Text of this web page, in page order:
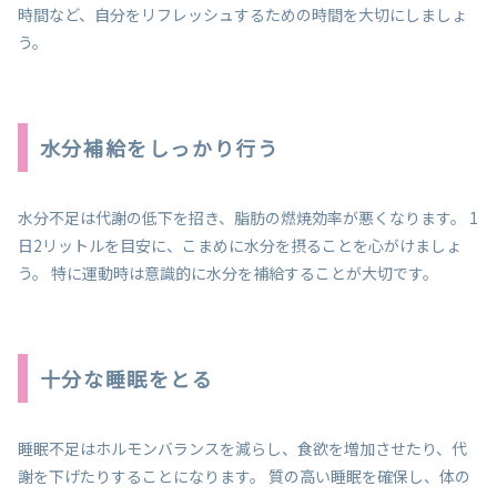
時間など、自分をリフレッシュするための時間を大切にしましょ
う。
水分補給をしっかり行う
水分不足は代謝の低下を招き、脂肪の燃焼効率が悪くなります。 1
日2リットルを目安に、こまめに水分を摂ることを心がけましょ
う。 特に運動時は意識的に水分を補給することが大切です。
十分な睡眠をとる
睡眠不足はホルモンバランスを減らし、食欲を増加させたり、代
謝を下げたりすることになります。 質の高い睡眠を確保し、体の